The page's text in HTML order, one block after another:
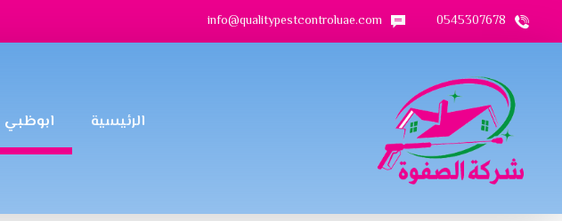
0545307678
info@qualitypestcontroluae.com
الرئيسية ابوظبي